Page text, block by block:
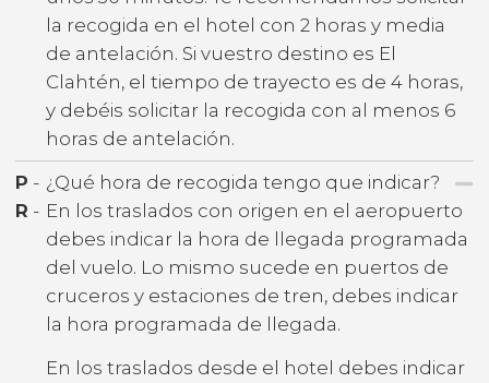
la recogida en el hotel con 2 horas y media
de antelación. Si vuestro destino es El
Clahtén, el tiempo de trayecto es de 4 horas,
y debéis solicitar la recogida con al menos 6
horas de antelación.
P - ¿Qué hora de recogida tengo que indicar?
R - En los traslados con origen en el aeropuerto
debes indicar la hora de llegada programada
del vuelo. Lo mismo sucede en puertos de
cruceros y estaciones de tren, debes indicar
la hora programada de llegada.
En los traslados desde el hotel debes indicar